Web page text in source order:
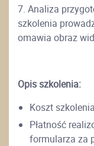
7. Analiza
szkolenia
omawia obraz
Opis szkolenia:
Koszt
Płatność
formularza za